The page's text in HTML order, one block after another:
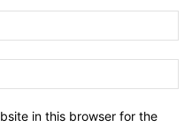
in this browser for the